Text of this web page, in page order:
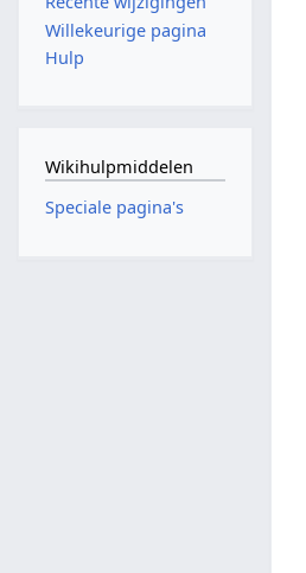
Willekeurige pagina
Hulp
Wikihulpmiddelen
Speciale pagina's